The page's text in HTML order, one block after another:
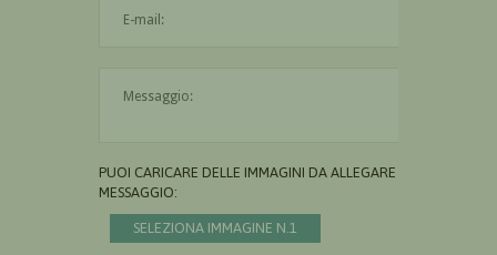
PUOI CARICARE DELLE IMMAGINI DA ALLEGARE AL
MESSAGGIO:
SELEZIONA IMMAGINE N.1